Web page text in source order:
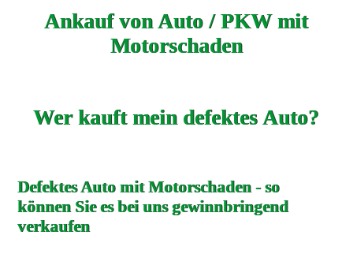
Ankauf von Auto / PKW mit
Motorschaden
Wer kauft mein defektes Auto?
Defektes Auto mit Motorschaden - so
können Sie es bei uns gewinnbringend
verkaufen